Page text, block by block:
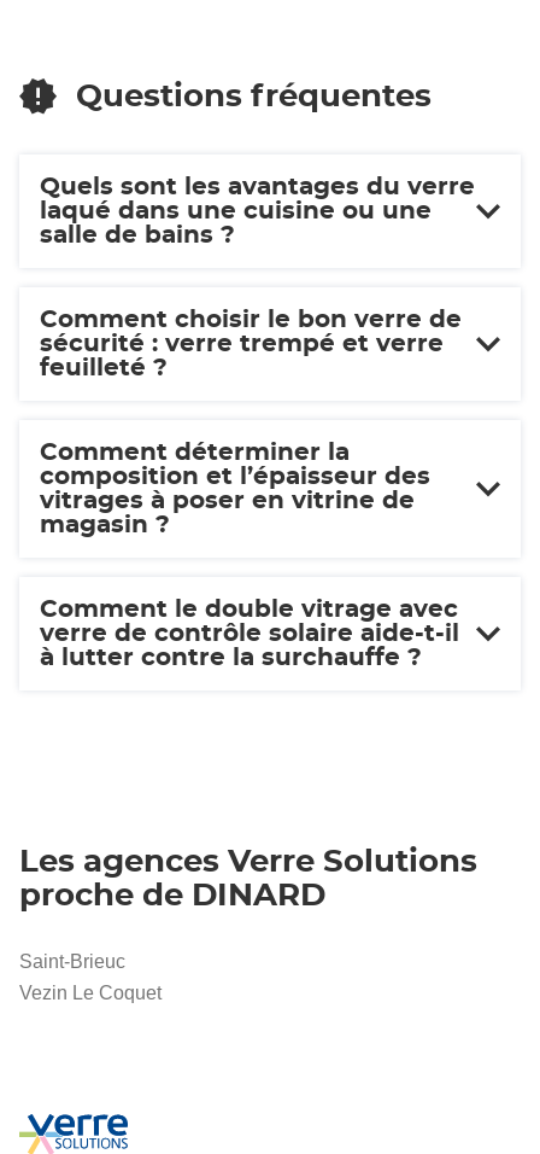
Questions fréquentes
Quels sont les avantages du verre
laqué dans une cuisine ou une
salle de bains ?
Comment choisir le bon verre de
sécurité : verre trempé et verre
feuilleté ?
Comment déterminer la
composition et l’épaisseur des
vitrages à poser en vitrine de
magasin ?
Comment le double vitrage avec
verre de contrôle solaire aide-t-il
à lutter contre la surchauffe ?
Les agences Verre Solutions
proche de DINARD
Saint-Brieuc
Vezin Le Coquet